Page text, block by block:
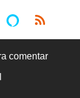
comentar